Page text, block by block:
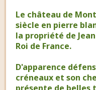
Le château de
siècle en pierre
la propriété de
Roi de France.
D'apparence
créneaux et son